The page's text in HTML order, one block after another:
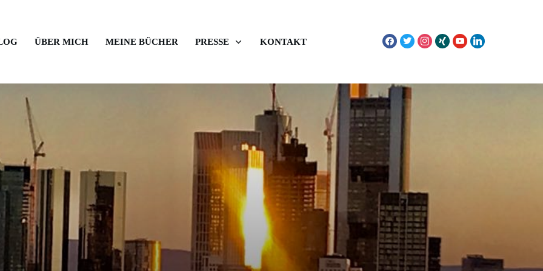
ÜBER MICH MEINE BÜCHER PRESSE KONTAKT facebook
twitterinstagram
xingyoutubelinkedin